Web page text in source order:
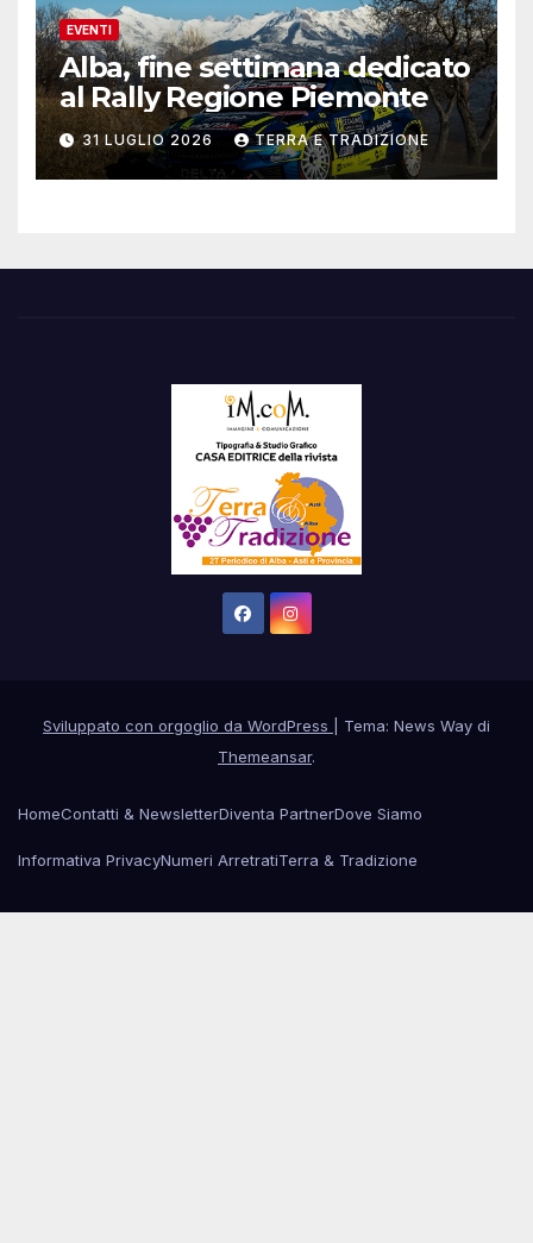
EVENTI
Alba, fine settimana dedicato
al Rally Regione Piemonte
31 LUGLIO 2026 TERRA E TRADIZIONE
Sviluppato con orgoglio da WordPress
Tema: News Way di
Themeansar.
HomeContatti & NewsletterDiventa PartnerDove Siamo
Informativa PrivacyNumeri ArretratiTerra & Tradizione